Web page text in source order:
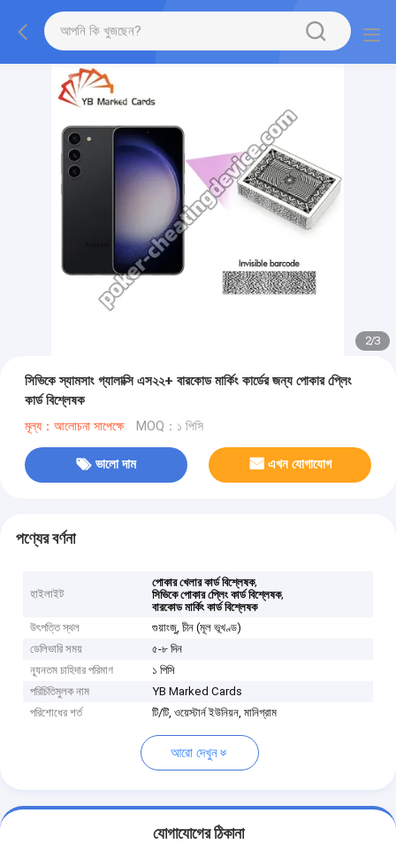
2/3
সিভিকে স্যামসাং গ্যালাক্সি এস২২+ বারকোড মার্কিং কার্ডের জন্য পোকার প্লেিং
কার্ড বিশ্লেষক
মূল্য：আলোচনা সাপেক্ষে MOQ：১ পিসি
ভালো দাম এখন যোগাযোগ
পণ্যের বর্ণনা
হাইলাইট
পোকার খেলার কার্ড বিশ্লেষক,
সিভিকে পোকার প্লেিং কার্ড বিশ্লেষক,
বারকোড মার্কিং কার্ড বিশ্লেষক
উৎপত্তি স্থল
গুয়াংজু, চীন (মূল ভূখণ্ড)
ডেলিভারি সময়
৫-৮ দিন
ন্যূনতম চাহিদার পরিমাণ
১ পিসি
পরিচিতিমুলক নাম
YB Marked Cards
পরিশোধের শর্ত
টি/টি, ওয়েস্টার্ন ইউনিয়ন, মানিগ্রাম
আরো দেখুন
যোগাযোগের ঠিকানা